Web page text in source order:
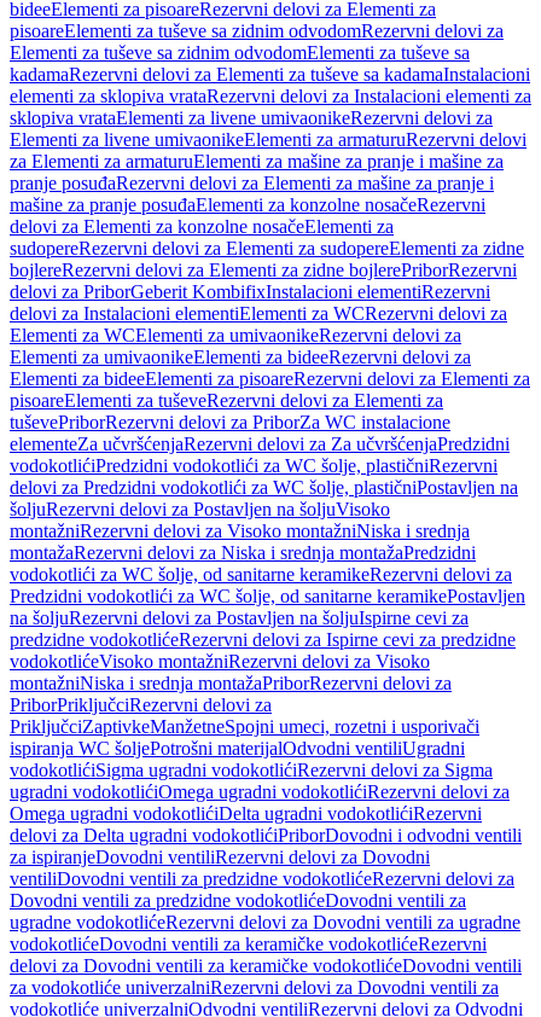
bideeElementi za pisoareRezervni delovi za Elementi za
pisoareElementi za tuševe sa zidnim odvodomRezervni delovi za
Elementi za tuševe sa zidnim odvodomElementi za tuševe sa
kadamaRezervni delovi za Elementi za tuševe sa kadamaInstalacioni
elementi za sklopiva vrataRezervni delovi za Instalacioni elementi za
sklopiva vrataElementi za livene umivaonikeRezervni delovi za
Elementi za livene umivaonikeElementi za armaturuRezervni delovi
za Elementi za armaturuElementi za mašine za pranje i mašine za
pranje posuđaRezervni delovi za Elementi za mašine za pranje i
mašine za pranje posuđaElementi za konzolne nosačeRezervni
delovi za Elementi za konzolne nosačeElementi za
sudopereRezervni delovi za Elementi za sudopereElementi za zidne
bojlereRezervni delovi za Elementi za zidne bojlerePriborRezervni
delovi za PriborGeberit KombifixInstalacioni elementiRezervni
delovi za Instalacioni elementiElementi za WCRezervni delovi za
Elementi za WCElementi za umivaonikeRezervni delovi za
Elementi za umivaonikeElementi za bideeRezervni delovi za
Elementi za bideeElementi za pisoareRezervni delovi za Elementi za
pisoareElementi za tuševeRezervni delovi za Elementi za
tuševePriborRezervni delovi za PriborZa WC instalacione
elementeZa učvršćenjaRezervni delovi za Za učvršćenjaPredzidni
vodokotlićiPredzidni vodokotlići za WC šolje, plastičniRezervni
delovi za Predzidni vodokotlići za WC šolje, plastičniPostavljen na
šoljuRezervni delovi za Postavljen na šoljuVisoko
montažniRezervni delovi za Visoko montažniNiska i srednja
montažaRezervni delovi za Niska i srednja montažaPredzidni
vodokotlići za WC šolje, od sanitarne keramikeRezervni delovi za
Predzidni vodokotlići za WC šolje, od sanitarne keramikePostavljen
na šoljuRezervni delovi za Postavljen na šoljuIspirne cevi za
predzidne vodokotlićeRezervni delovi za Ispirne cevi za predzidne
vodokotlićeVisoko montažniRezervni delovi za Visoko
montažniNiska i srednja montažaPriborRezervni delovi za
PriborPriključciRezervni delovi za
PriključciZaptivkeManžetneSpojni umeci, rozetni i usporivači
ispiranja WC šoljePotrošni materijalOdvodni ventiliUgradni
vodokotlićiSigma ugradni vodokotlićiRezervni delovi za Sigma
ugradni vodokotlićiOmega ugradni vodokotlićiRezervni delovi za
Omega ugradni vodokotlićiDelta ugradni vodokotlićiRezervni
delovi za Delta ugradni vodokotlićiPriborDovodni i odvodni ventili
za ispiranjeDovodni ventiliRezervni delovi za Dovodni
ventiliDovodni ventili za predzidne vodokotlićeRezervni delovi za
Dovodni ventili za predzidne vodokotlićeDovodni ventili za
ugradne vodokotlićeRezervni delovi za Dovodni ventili za ugradne
vodokotlićeDovodni ventili za keramičke vodokotlićeRezervni
delovi za Dovodni ventili za keramičke vodokotlićeDovodni ventili
za vodokotliće univerzalniRezervni delovi za Dovodni ventili za
vodokotliće univerzalniOdvodni ventiliRezervni delovi za Odvodni